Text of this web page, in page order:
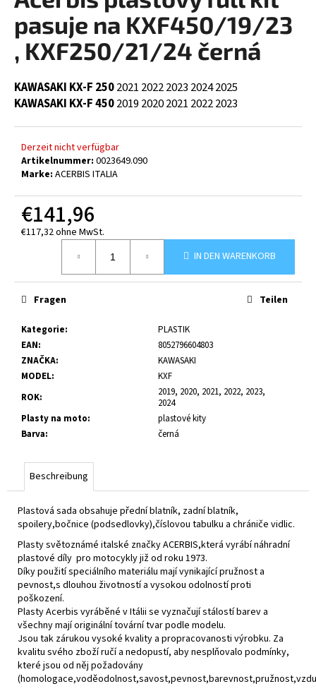
von
5
Sternen.
pasuje na KXF450/19/23
, KXF250/21/24 černá
KAWASAKI KX-F 2502021 20222023 20242025
KAWASAKI KX-F 4502019 20202021 20222023
Derzeit nicht verfügbar
Artikelnummer: 0023649.090
Marke: ACERBIS ITALIA
€141,96
€117,32 ohne MwSt.
Verkaufspreis:
IN DEN WARENKORB
Kategorie:
PLASTIK
EAN:
8052796604803
ZNAČKA:
KAWASAKI
MODEL:
KXF
ROK:
2019, 2020, 2021, 2022, 2023,
2024
Plasty na moto:
plastové kity
Barva: černá
Fragen Teilen
Beschreibung
Plastová sada obsahuje přední blatník, zadní blatník,
spoilery,bočnice (podsedlovky),číslovou tabulku a chrániče vidlic.
Plasty světoznámé italské značky ACERBIS,která vyrábí náhradní
plastové díly pro motocykly již od roku 1973.
Díky použití speciálního materiálu mají vynikající pružnost a
pevnost,s dlouhou životností a vysokou odolností proti
poškození.
Plasty Acerbis vyráběné v Itálii se vyznačují stálostí barev a
všechny mají originální tovární tvar podle modelu.
Jsou tak zárukou vysoké kvality a propracovanosti výrobku. Za
kvalitu svého zboží ručí a nedopustí, aby nesplňovalo podmínky,
které jsou od něj požadovány
SUCHEN
i
e
m
p
h
n